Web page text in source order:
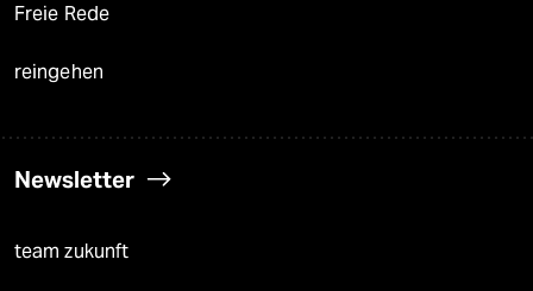
Freie Rede
reingehen
Newsletter
team zukunft